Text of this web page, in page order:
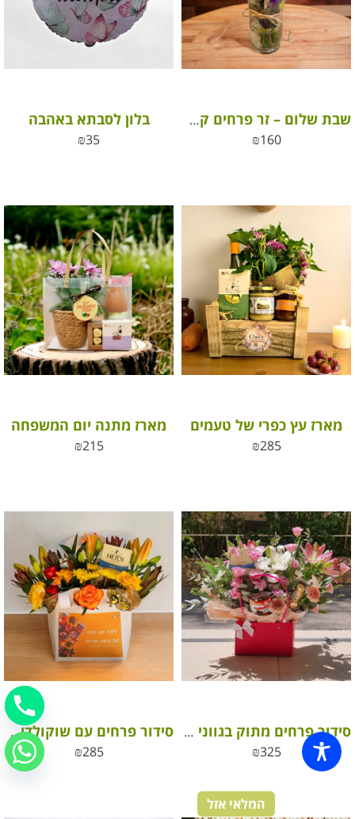
שבת שלום – זר פרחים קטן באגרטל לשולחן מלא אהבה
₪160
בלון לסבתא באהבה
₪35
מארז עץ כפרי של טעמים
₪285
מארז מתנה יום המשפחה
₪215
סידור פרחים מתוק בגווני ורוד, סגול ולבן עם שוקולדים מפנקים
₪325
סידור פרחים עם שוקולדים, דבש וברכה ממותגת לחג ראש השנה
₪285
המלאי אזל